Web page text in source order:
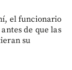
el funcionario
de que las
su